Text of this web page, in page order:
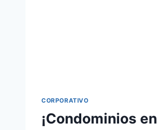
CORPORATIVO
¡Condominios en